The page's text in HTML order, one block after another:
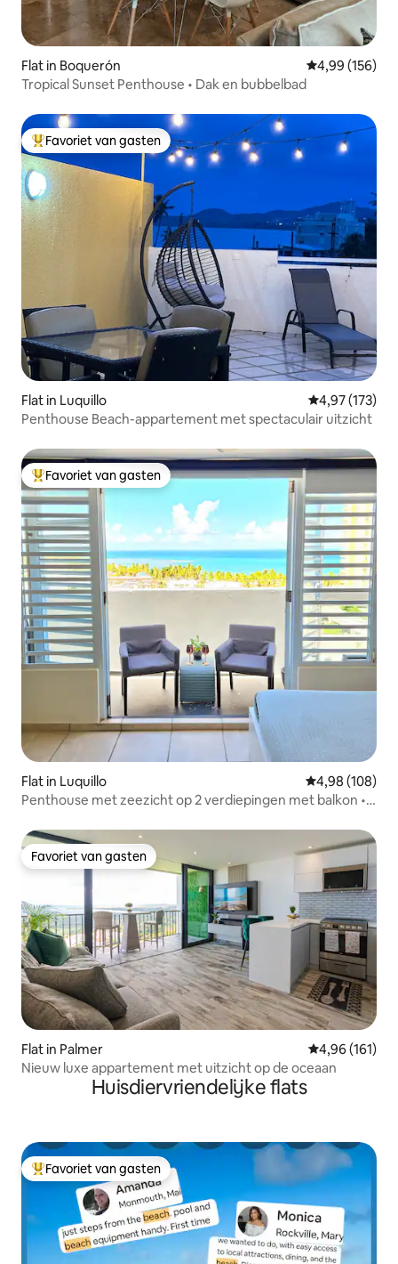
Flat in Boquerón Gemiddelde
4,99 (156)
Tropical Sunset Penthouse • Dak en bubbelbad
Topfavoriet van gasten
Favoriet van gasten
Flat in Luquillo Gemiddelde
4,97 (173)
Penthouse Beach-appartement met spectaculair uitzicht
Topfavoriet van gasten
Favoriet van gasten
Flat in Luquillo Gemiddelde
4,98 (108)
Penthouse met zeezicht op 2 verdiepingen met balkon •
Favoriet van gasten
Favoriet van gasten
Flat in Palmer Gemiddelde
4,96 (161)
Nieuw luxe appartement met uitzicht op de oceaan
Huisdiervriendelijke flats
Topfavoriet van gasten
Favoriet van gasten